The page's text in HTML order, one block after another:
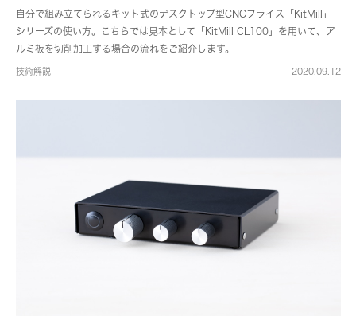
自分で組み立てられるキット式のデスクトップ型CNCフライス「KitMill」
シリーズの使い方。こちらでは見本として「KitMill CL100」を用いて、ア
ルミ板を切削加工する場合の流れをご紹介します。
技術解説 2020.09.12